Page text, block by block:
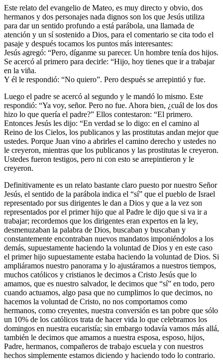
Este relato del evangelio de Mateo, es muy directo y obvio, dos
hermanos y dos personajes nada dignos son los que Jesús utiliza
para dar un sentido profundo a está parábola, una llamada de
atención y un sí sostenido a Dios, para el comentario se cita todo el
pasaje y después tocamos los puntos más interesantes:
Jesús agregó: “Pero, díganme su parecer. Un hombre tenía dos hijos.
Se acercó al primero para decirle: “Hijo, hoy tienes que ir a trabajar
en la viña.
Y él le respondió: “No quiero”. Pero después se arrepintió y fue.
Luego el padre se acercó al segundo y le mandó lo mismo. Este
respondió: “Ya voy, señor. Pero no fue. Ahora bien, ¿cuál de los dos
hizo lo que quería el padre?” Ellos contestaron: “El primero.
Entonces Jesús les dijo: “En verdad se lo digo: en el camino al
Reino de los Cielos, los publicanos y las prostitutas andan mejor que
ustedes. Porque Juan vino a abrirles el camino derecho y ustedes no
le creyeron, mientras que los publicanos y las prostitutas le creyeron.
Ustedes fueron testigos, pero ni con esto se arrepintieron y le
creyeron.
Definitivamente es un relato bastante claro puesto por nuestro Señor
Jesús, el sentido de la parábola indica el “sí” que el pueblo de Israel
representado por sus dirigentes le dan a Dios y que a la vez son
representados por el primer hijo que al Padre le dijo que si va ir a
trabajar; recordemos que los dirigentes eran expertos en la ley,
desmenuzaban la palabra de Dios, buscaban y buscaban y
constantemente encontraban nuevos mandatos imponiéndolos a los
demás, supuestamente haciendo la voluntad de Dios y en este caso
el primer hijo supuestamente estaba haciendo la voluntad de Dios. Si
ampliáramos nuestro panorama y lo ajustáramos a nuestros tiempos,
muchos católicos y cristianos le decimos a Cristo Jesús que lo
amamos, que es nuestro salvador, le decimos que “sí” en todo, pero
cuando actuamos, algo pasa que no cumplimos lo que decimos, no
hacemos la voluntad de Cristo, no nos comportamos como
hermanos, como creyentes, nuestra conversión es tan pobre que sólo
un 10% de los católicos trata de hacer vida lo que celebramos los
domingos en nuestra eucaristía; sin embargo todavía vamos más allá,
también le decimos que amamos a nuestra esposa, esposo, hijos,
Padre, hermanos, compañeros de trabajo escuela y con nuestros
hechos simplemente estamos diciendo y haciendo todo lo contrario.